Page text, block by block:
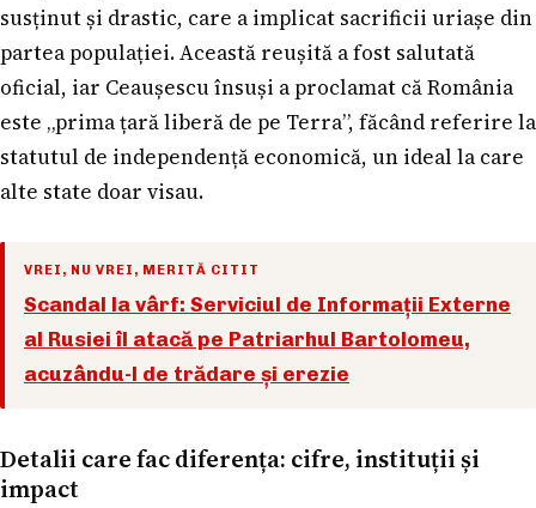
susținut și drastic, care a implicat sacrificii uriașe din
partea populației. Această reușită a fost salutată
oficial, iar Ceaușescu însuși a proclamat că România
este „prima țară liberă de pe Terra”, făcând referire la
statutul de independență economică, un ideal la care
alte state doar visau.
VREI, NU VREI, MERITĂ CITIT
Scandal la vârf: Serviciul de Informații Externe
al Rusiei îl atacă pe Patriarhul Bartolomeu,
acuzându-l de trădare și erezie
Detalii care fac diferența: cifre, instituții și
impact